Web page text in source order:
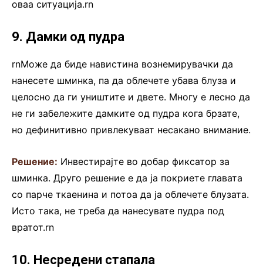
оваа ситуација.rn
9. Дамки од пудра
rnМоже да биде навистина вознемирувачки да
нанесете шминка, па да облечете убава блуза и
целосно да ги уништите и двете. Многу е лесно да
не ги забележите дамките од пудра кога брзате,
но дефинитивно привлекуваат несакано внимание.
Решение: Инвестирајте во добар фиксатор за
шминка. Друго решение е да ја покриете главата
со парче ткаенина и потоа да ја облечете блузата.
Исто така, не треба да нанесувате пудра под
вратот.rn
10. Несредени стапала